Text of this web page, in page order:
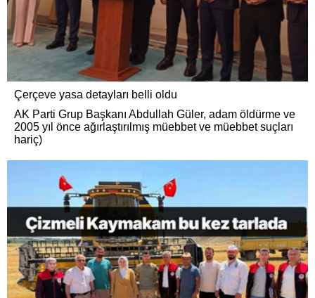
Çerçeve yasa detayları belli oldu
AK Parti Grup Başkanı Abdullah Güler, adam öldürme ve
2005 yıl önce ağırlaştırılmış müebbet ve müebbet suçları
hariç)